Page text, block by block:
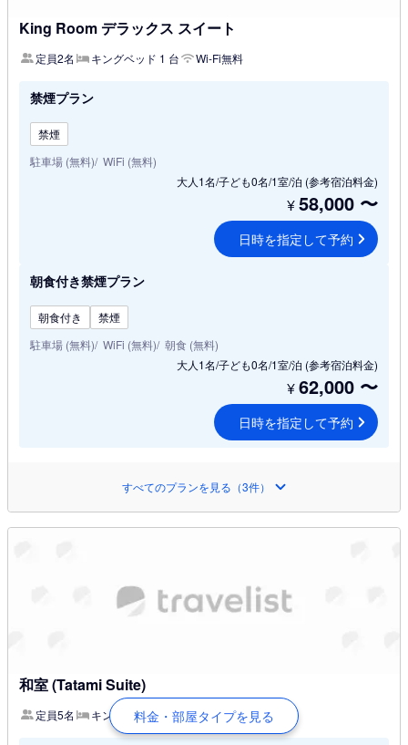
料金・部屋タイプを見る
King Room デラックス スイート
定員2名 キングベッド 1 台 Wi-Fi無料
禁煙プラン
禁煙
駐車場 (無料) WiFi (無料)
大人1名/子ども0名/1室/泊 (参考宿泊料金)
¥58,000 〜
日時を指定して予約
朝食付き禁煙プラン
朝食付き
禁煙
駐車場 (無料) WiFi (無料) 朝食 (無料)
大人1名/子ども0名/1室/泊 (参考宿泊料金)
¥62,000 〜
日時を指定して予約
すべてのプランを見る（3件）
和室 (Tatami Suite)
定員5名 キングベッド 1 台 Wi-Fi無料